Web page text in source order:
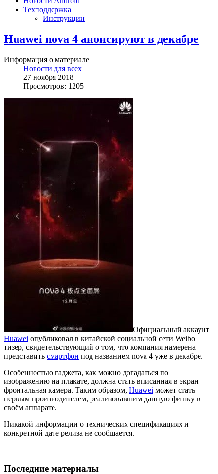
Техподдержка
Инструкции
Huawei nova 4 анонсируют в декабре
Информация о материале
Новости для всех
27 ноября 2018
Просмотров: 1205
Официальный аккаунт
Huawei опубликовал в китайской социальной сети Weibo
тизер, свидетельствующий о том, что компания намерена
представить смартфон под названием nova 4 уже в декабре.
Особенностью гаджета, как можно догадаться по
изображению на плакате, должна стать вписанная в экран
фронтальная камера. Таким образом, Huawei может стать
первым производителем, реализовавшим данную фишку в
своём аппарате.
Никакой информации о технических спецификациях и
конкретной дате релиза не сообщается.
Последние материалы